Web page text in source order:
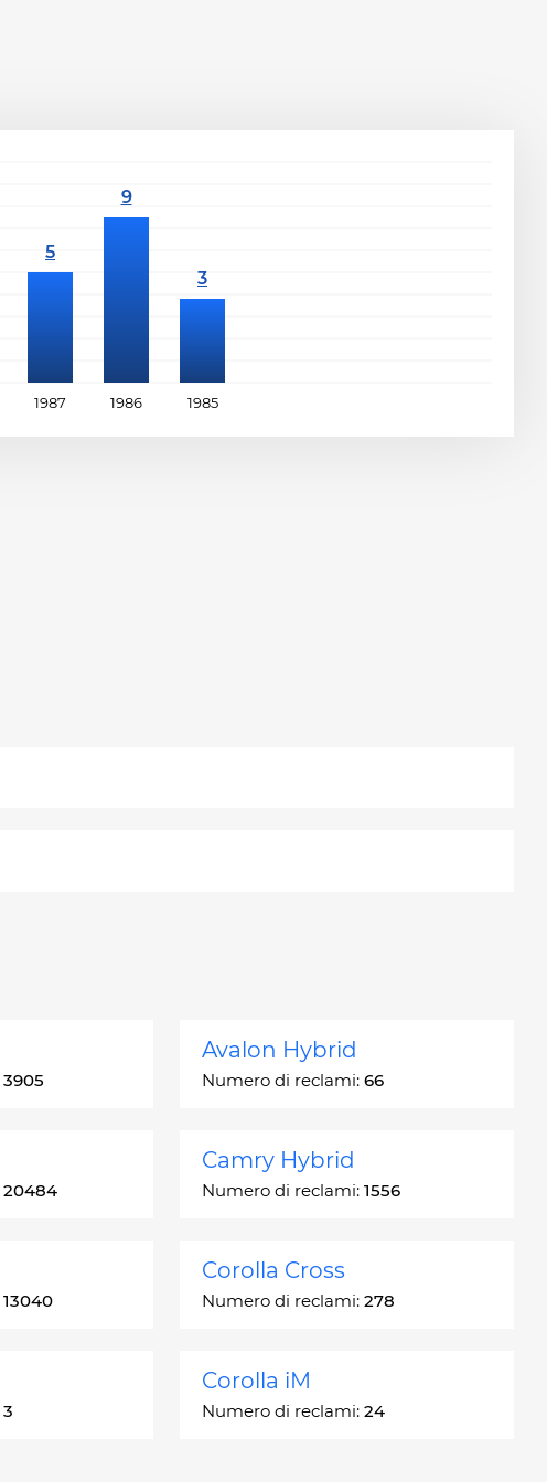
1987 1986 1985
3905
Avalon Hybrid
Numero di reclami: 66
20484
Camry Hybrid
Numero di reclami: 1556
13040
Corolla Cross
Numero di reclami: 278
3
Corolla iM
Numero di reclami: 24